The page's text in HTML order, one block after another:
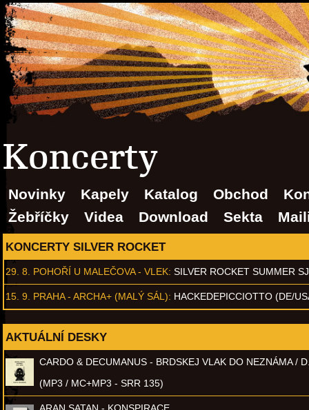
Koncerty
Novinky Kapely Katalog Obchod
Žebříčky
Videa Download Sekta
KONCERTY SILVER ROCKET
29. 8. POHOŘÍ U MALEČOVA - VLEK: SILVER ROCKET SUMMER
15. 9. PRAHA - ARCHA+ (MALÝ SÁL): HACKEDEPICCIOTTO (DE/
AKTUÁLNÍ DESKY
CARDO & DECUMANUS - BRDSKEJ VLAK DO NEZNÁMA /
(MP3 / MC+MP3 - SRR 135)